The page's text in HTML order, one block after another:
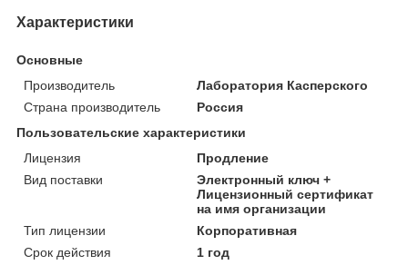
Характеристики
Основные
Производитель
Лаборатория Касперского
Страна производитель
Россия
Пользовательские характеристики
Лицензия
Продление
Вид поставки
Электронный ключ +
Лицензионный сертификат
на имя организации
Тип лицензии
Корпоративная
Срок действия
1 год